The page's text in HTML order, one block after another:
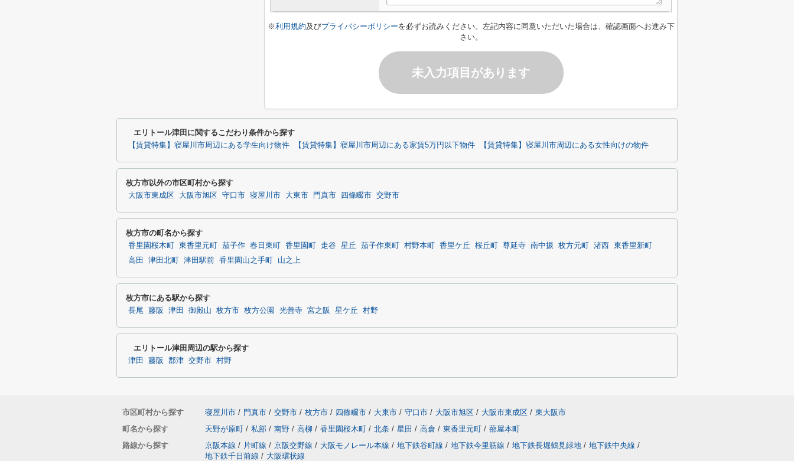
※利用規約及びプライバシーポリシーを必ずお読みください。左記内容に同意いただいた場合は、確認画面へお進み下
さい。
未入力項目があります
エリトール津田に関するこだわり条件から探す
【賃貸特集】寝屋川市周辺にある学生向け物件 【賃貸特集】寝屋川市周辺にある家賃5万円以下物件 【賃貸特集】寝屋川市周辺にある女性向けの物件
枚方市以外の市区町村から探す
大阪市東成区 大阪市旭区 守口市 寝屋川市 大東市 門真市 四條畷市 交野市
枚方市の町名から探す
香里園桜木町 東香里元町 茄子作 春日東町 香里園町 走谷 星丘 茄子作東町 村野本町 香里ケ丘 桜丘町 尊延寺 南中振 枚方元町 渚西
東香里新町
高田
津田北町 津田駅前 香里園山之手町 山之上
枚方市にある駅から探す
長尾 藤阪 津田 御殿山 枚方市 枚方公園 光善寺 宮之阪 星ケ丘 村野
エリトール津田周辺の駅から探す
津田 藤阪 郡津 交野市 村野
市区町村から探す 寝屋川市 / 門真市 / 交野市 / 枚方市 / 四條畷市 / 大東市 / 守口市 / 大阪市旭区 / 大阪市東成区 / 東大阪市
町名から探す
天野が原町 / 私部 / 南野 / 高柳 / 香里園桜木町 / 北条 / 星田 / 高倉 / 東香里元町 / 蔀屋本町
路線から探す
京阪本線 / 片町線 / 京阪交野線 / 大阪モノレール本線 / 地下鉄谷町線 / 地下鉄今里筋線 / 地下鉄長堀鶴見緑地 / 地下鉄中央線 /
地下鉄千日前線 / 大阪環状線